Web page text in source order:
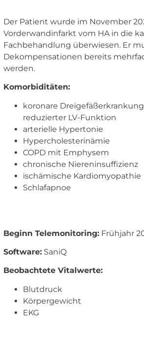
Der Patient wurde im November
Vorderwandinfarkt vom HA in die
Fachbehandlung überwiesen. Er
Dekompensationen bereits
werden.
Komorbiditäten:
koronare
reduzierter LV-Funktion
arterielle Hypertonie
Hypercholesterinämie
COPD mit Emphysem
chronische Niereninsuffizienz
ischämische Kardiomyopathie
Schlafapnoe
Beginn Telemonitoring: Frühjahr
Software: SaniQ
Beobachtete Vitalwerte:
Blutdruck
Körpergewicht
EKG